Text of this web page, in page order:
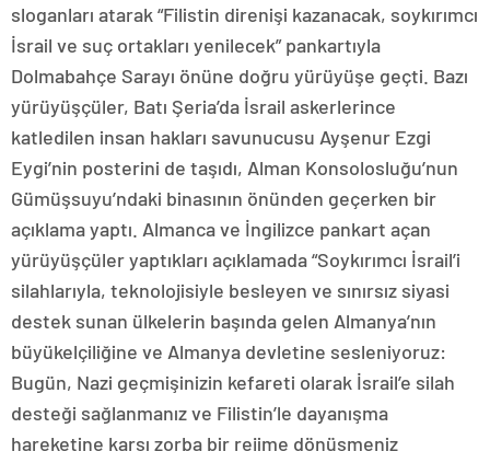
sloganları atarak “Filistin direnişi kazanacak, soykırımcı
İsrail ve suç ortakları yenilecek” pankartıyla
Dolmabahçe Sarayı önüne doğru yürüyüşe geçti. Bazı
yürüyüşçüler, Batı Şeria’da İsrail askerlerince
katledilen insan hakları savunucusu Ayşenur Ezgi
Eygi’nin posterini de taşıdı, Alman Konsolosluğu’nun
Gümüşsuyu’ndaki binasının önünden geçerken bir
açıklama yaptı. Almanca ve İngilizce pankart açan
yürüyüşçüler yaptıkları açıklamada “Soykırımcı İsrail’i
silahlarıyla, teknolojisiyle besleyen ve sınırsız siyasi
destek sunan ülkelerin başında gelen Almanya’nın
büyükelçiliğine ve Almanya devletine sesleniyoruz:
Bugün, Nazi geçmişinizin kefareti olarak İsrail’e silah
desteği sağlanmanız ve Filistin’le dayanışma
hareketine karşı zorba bir rejime dönüşmeniz